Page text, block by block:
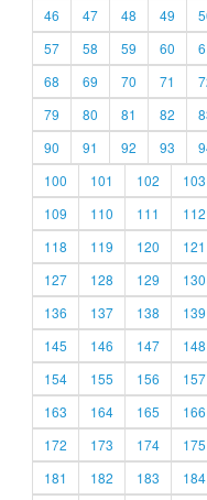
46
47 48 49
57
58 59 60
68
69 70 71
79
80 81 82
90
91 92 93
100
101 102 103
109
110 111 112
118
119 120 121
127
128 129 130
136
137 138 139
145
146 147 148
154
155 156 157
163
164 165 166
172
173 174 175
181
182 183 184